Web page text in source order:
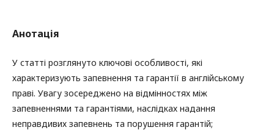
Анотація
У статті розглянуто ключові особливості, які
характеризують запевнення та гарантії в англійському
праві. Увагу зосереджено на відмінностях між
запевненнями та гарантіями, наслідках надання
неправдивих запевнень та порушення гарантій;